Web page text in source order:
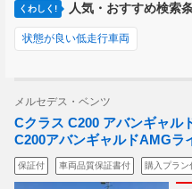
くわしく! 人気・おすすめ検索
状態が良い低走行車両
メルセデス・ベンツ
Cクラス C200 アバンギャル
C200アバンギャルドAMGラ
保証付 車両品質保証書付 購入プラン